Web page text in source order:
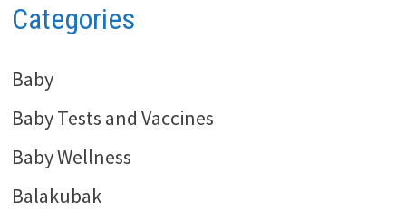
Categories
Baby
Baby Tests and Vaccines
Baby Wellness
Balakubak